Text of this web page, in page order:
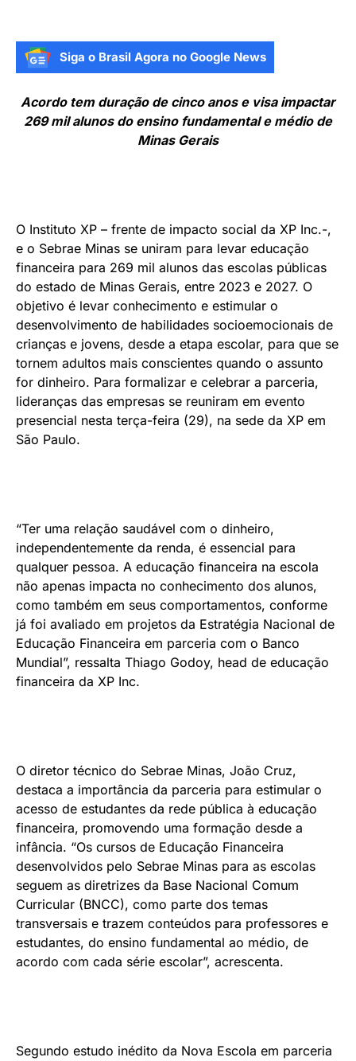
Siga o Brasil Agora no Google News
Acordo tem duração de cinco anos e visa impactar
269 mil alunos do ensino fundamental e médio de
Minas Gerais
O Instituto XP – frente de impacto social da XP Inc.-,
e o Sebrae Minas se uniram para levar educação
financeira para 269 mil alunos das escolas públicas
do estado de Minas Gerais, entre 2023 e 2027. O
objetivo é levar conhecimento e estimular o
desenvolvimento de habilidades socioemocionais de
crianças e jovens, desde a etapa escolar, para que se
tornem adultos mais conscientes quando o assunto
for dinheiro. Para formalizar e celebrar a parceria,
lideranças das empresas se reuniram em evento
presencial nesta terça-feira (29), na sede da XP em
São Paulo.
“Ter uma relação saudável com o dinheiro,
independentemente da renda, é essencial para
qualquer pessoa. A educação financeira na escola
não apenas impacta no conhecimento dos alunos,
como também em seus comportamentos, conforme
já foi avaliado em projetos da Estratégia Nacional de
Educação Financeira em parceria com o Banco
Mundial”, ressalta Thiago Godoy, head de educação
financeira da XP Inc.
O diretor técnico do Sebrae Minas, João Cruz,
destaca a importância da parceria para estimular o
acesso de estudantes da rede pública à educação
financeira, promovendo uma formação desde a
infância. “Os cursos de Educação Financeira
desenvolvidos pelo Sebrae Minas para as escolas
seguem as diretrizes da Base Nacional Comum
Curricular (BNCC), como parte dos temas
transversais e trazem conteúdos para professores e
estudantes, do ensino fundamental ao médio, de
acordo com cada série escolar”, acrescenta.
Segundo estudo inédito da Nova Escola em parceria